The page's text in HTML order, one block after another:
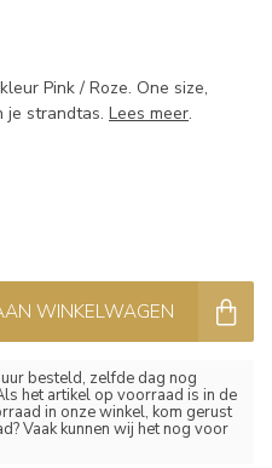
Pink / Roze. One size,
je strandtas. Lees meer.
WINKELWAGEN
besteld, zelfde dag nog
het artikel op voorraad is in de
in onze winkel, kom gerust
Vaak kunnen wij het nog voor